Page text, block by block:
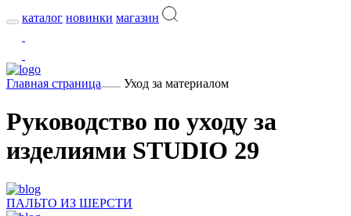
каталог новинки магазин
Главная страница Уход за материалом
Руководство по уходу за
изделиями STUDIO 29
ПАЛЬТО ИЗ ШЕРСТИ